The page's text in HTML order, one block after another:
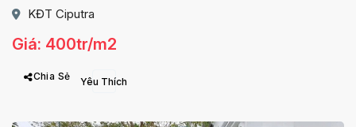
KĐT Ciputra
Giá: 400tr/m2
Chia Sẻ